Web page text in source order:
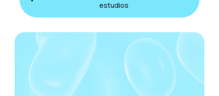
estudios
Estudio de cómo determinadas